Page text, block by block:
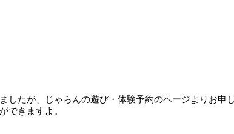
たが、じゃらんの遊び・体験予約のページよりお申
できますよ。